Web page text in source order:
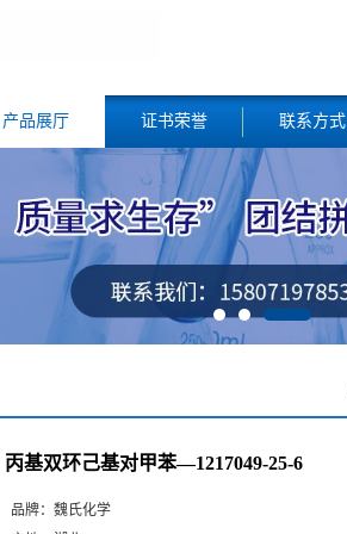
产品展厅 证书荣誉 联系方式
丙基双环己基对甲苯—1217049-25-6
品牌： 魏氏化学